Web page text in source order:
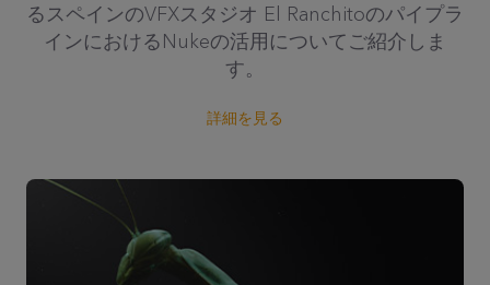
るスペインのVFXスタジオ El Ranchitoのパイプラ
インにおけるNukeの活用についてご紹介しま
す。
詳細を見る